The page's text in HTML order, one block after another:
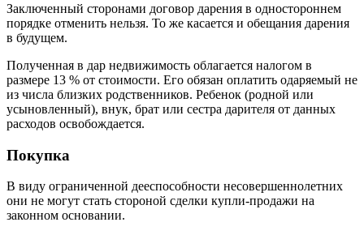
Заключенный сторонами договор дарения в одностороннем
порядке отменить нельзя. То же касается и обещания дарения
в будущем.
Полученная в дар недвижимость облагается налогом в
размере 13 % от стоимости. Его обязан оплатить одаряемый не
из числа близких родственников. Ребенок (родной или
усыновленный), внук, брат или сестра дарителя от данных
расходов освобождается.
Покупка
В виду ограниченной дееспособности несовершеннолетних
они не могут стать стороной сделки купли-продажи на
законном основании.